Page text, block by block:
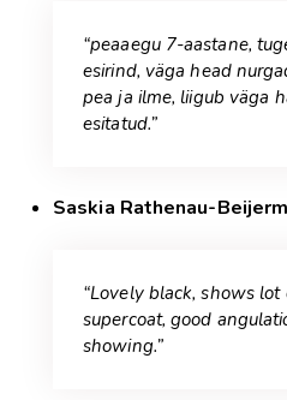
“peaaegu 7-aastane,
esirind, väga head
pea ja ilme, liigub väga
esitatud.”
Saskia Rathenau-
“Lovely black, shows
supercoat, good
showing.”